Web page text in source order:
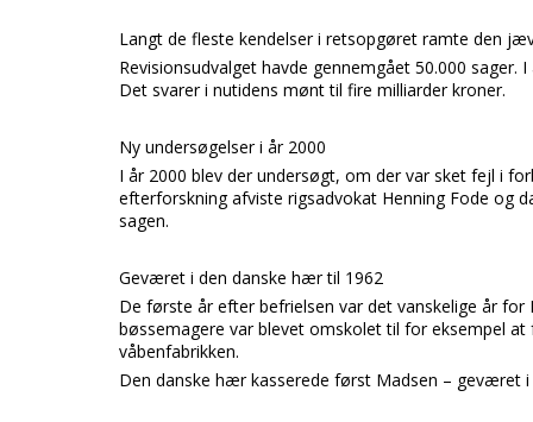
Langt de fleste kendelser i retsopgøret ramte den
Revisionsudvalget havde gennemgået 50.000 sager.
Det svarer i nutidens mønt til fire milliarder kroner.
Ny undersøgelser i år 2000
I år 2000 blev der undersøgt, om der var sket fejl i
efterforskning afviste rigsadvokat Henning Fode og
sagen.
Geværet i den danske hær til 1962
De første år efter befrielsen var det vanskelige år for
bøssemagere var blevet omskolet til for eksempel
våbenfabrikken.
Den danske hær kasserede først Madsen – geværet i